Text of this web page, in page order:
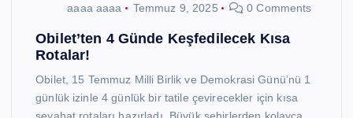
aaaa aaaa Temmuz 9, 2025 0 Comments
Obilet’ten 4 Günde Keşfedilecek Kısa
Rotalar!
Obilet, 15 Temmuz Milli Birlik ve Demokrasi Günü’nü 1
günlük izinle 4 günlük bir tatile çevirecekler için kısa